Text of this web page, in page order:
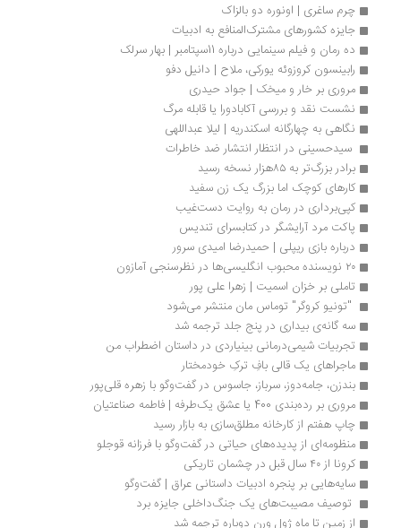
چرم ساغری | اونوره دو بالزاک
جایزه کشورهای مشترک‌المنافع به ادبیات
ده رمان و فیلم سینمایی درباره 11سپتامبر | بهار سرلک
رابینسون کروزوئه یورکی، ملاح | دانیل دفو
مروری بر خار و میخک | جواد حیدری
نشست نقد و بررسی آکابادورا یا قابله مرگ
نگاهی به چهارگانه اسکندریه | لیلا عبداللهی
سیدحسینی در انتظار انتشار ضد خاطرات
برادر بزرگ‌تر به ۸۵هزار نسخه رسید
کارهای کوچک اما بزرگ یک زن سفید
کپی‌برداری در رمان به روایت دست‌غیب
پاکت مرد آرایشگر در کتابسرای تندیس
درباره بازی ریپلی | حمیدرضا امیدی سرور
تاملی بر خزان اسمیت | زهرا علی پور
"تونیو کروگر" توماس مان منتشر می‌شود
سه گانه‌ی بیداری در پنج جلد ترجمه شد
تجربیات شیمی‌درمانی بینیاردی در داستان اضطراب من
ماجراهای یک قالی بافِ ترکِ خودمختار
بندزن، جامه‌دوز، سرباز، جاسوس در گفت‌وگو با زهره قلی‌پور
مروری بر رده‌بندی 400 یا عشق یک‌طرفه | فاطمه صناعتیان
چاپ هفتم از کارخانه مطلق‌سازی به بازار رسید
منظومه‌ای از پدیده‌های حیاتی در گفت‌وگو با فرزانه قوجلو
کرونا از ۴۰ سال قبل در چشمان تاریکی
سایه‌هایی بر پنجره ادبیات داستانی عراق | گفت‌وگو
توصیف مصیبت‌های یک جنگ‌داخلی جایزه برد
از زمین تا ماه ژول ورن دوباره ترجمه شد